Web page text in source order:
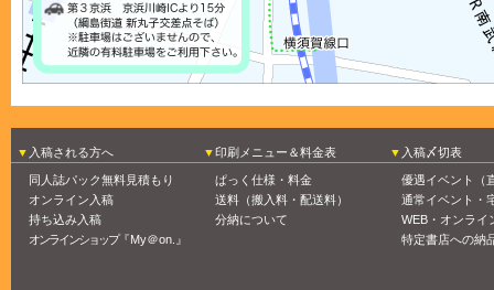
入稿される方へ
同人誌パック無料見積もり
オンライン入稿
持ち込み入稿
オンラインショップ『My＠on.』
印刷メニュー＆料金表
ぱっく仕様・料金
送料（搬入料・配送料）
分納について
入稿〆切表
優遇イベント（
通常イベント・
WEB・オンライ
特定書店への納